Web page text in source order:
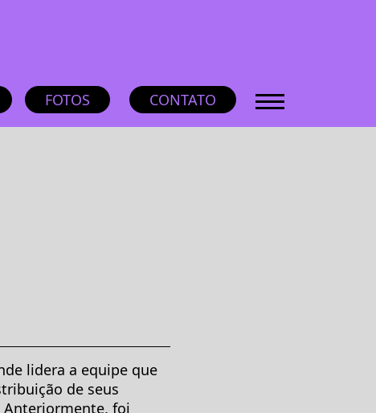
FOTOS CONTATO
lidera a equipe que
de seus
Anteriormente, foi